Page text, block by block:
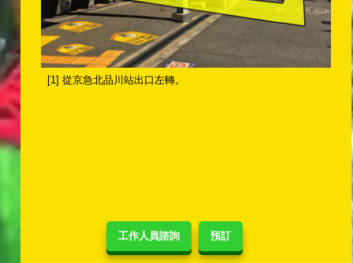
工作人員諮詢 預訂
[1] 從京急北品川站出口左轉。